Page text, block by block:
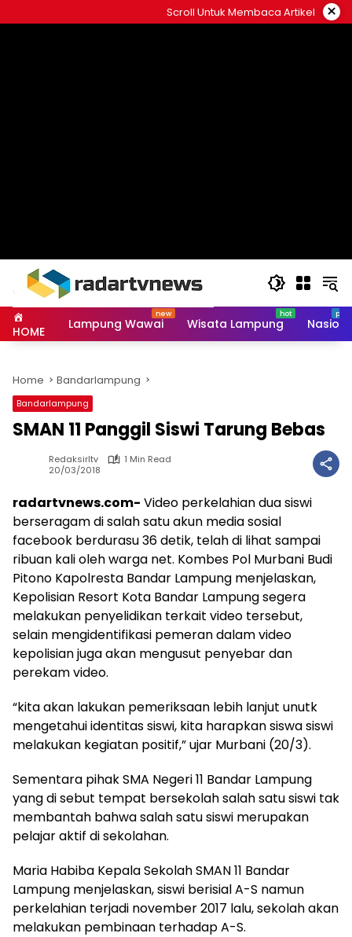
to
Scroll Untuk Membaca Artikel ×
HOME Lampung Wawai Wisata Lampung
Home Bandarlampung
Bandarlampung
SMAN 11 Panggil Siswi Tarung Bebas
Redaksirltv
1 Min Read
20/03/2018
radartvnews.com- Video perkelahian dua siswi
berseragam di salah satu akun media sosial
facebook berdurasu 36 detik, telah di lihat sampai
ribuan kali oleh warga net. Kombes Pol Murbani Budi
Pitono Kapolresta Bandar Lampung menjelaskan,
Kepolisian Resort Kota Bandar Lampung segera
melakukan penyelidikan terkait video tersebut,
selain mengidentifikasi pemeran dalam video
kepolisian juga akan mengusut penyebar dan
perekam video.
“kita akan lakukan pemeriksaan lebih lanjut unutk
mengetahui identitas siswi, kita harapkan siswa siswi
melakukan kegiatan positif,” ujar Murbani (20/3).
Sementara pihak SMA Negeri 11 Bandar Lampung
yang di sebut tempat bersekolah salah satu siswi tak
membantah bahwa salah satu siswi merupakan
pelajar aktif di sekolahan.
Maria Habiba Kepala Sekolah SMAN 11 Bandar
Lampung menjelaskan, siswi berisial A-S namun
perkelahian terjadi november 2017 lalu, sekolah akan
melakukan pembinaan terhadap A-S.